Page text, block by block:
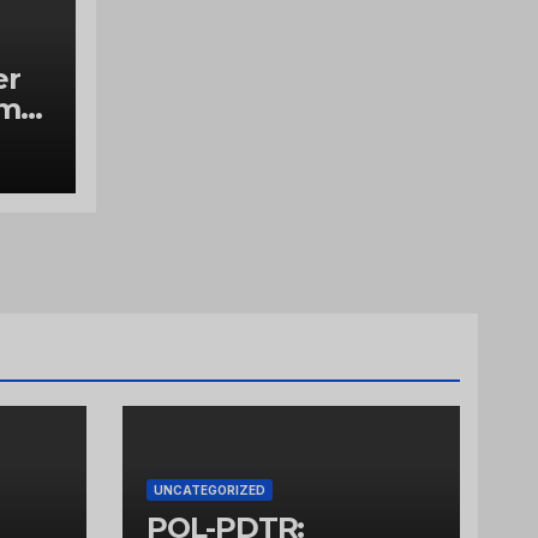
UNCATEGORIZED
POL-PDTR: